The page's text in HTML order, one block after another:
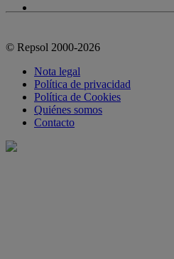
© Repsol 2000-2026
Nota legal
Política de privacidad
Política de Cookies
Quiénes somos
Contacto